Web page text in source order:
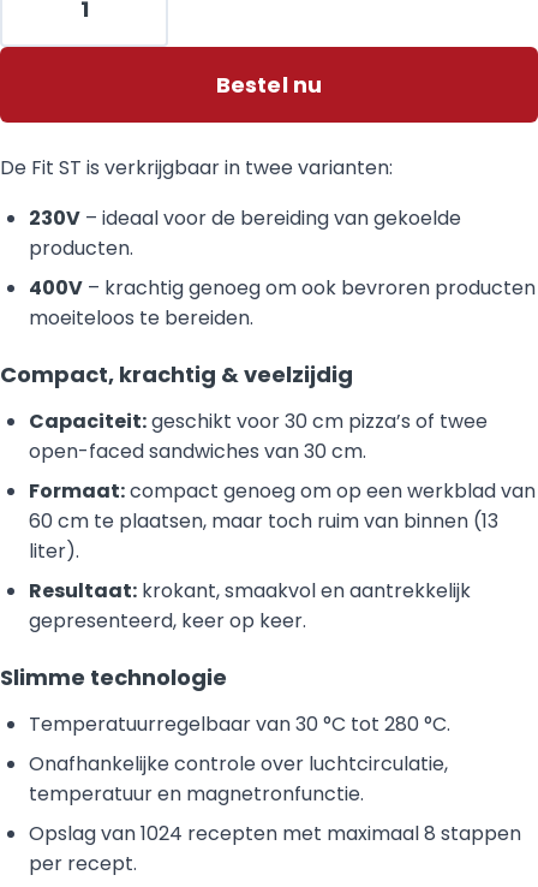
Bestel nu
De Fit ST is verkrijgbaar in twee varianten:
230V – ideaal voor de bereiding van gekoelde
producten.
400V – krachtig genoeg om ook bevroren producten
moeiteloos te bereiden.
Compact, krachtig & veelzijdig
Capaciteit:geschikt voor 30 cm pizza’s of twee
open-faced sandwiches van 30 cm.
Formaat:compact genoeg om op een werkblad van
60 cm te plaatsen, maar toch ruim van binnen (13
liter).
Resultaat: krokant, smaakvol en aantrekkelijk
gepresenteerd, keer op keer.
Slimme technologie
Temperatuurregelbaar van 30 °C tot 280 °C.
Onafhankelijke controle over luchtcirculatie,
temperatuur en magnetronfunctie.
Opslag van 1024 recepten met maximaal 8 stappen
per recept.